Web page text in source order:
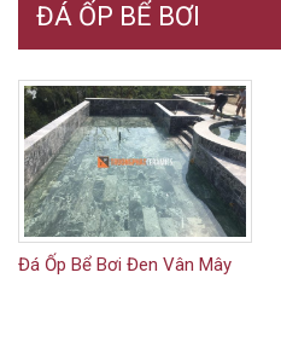
ĐÁ ỐP BỂ BƠI
Đá Ốp Bể Bơi Đen Vân Mây